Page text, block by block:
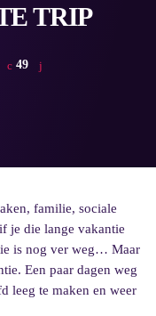
TRIP
49
familie, sociale
je die lange vakantie
is nog ver weg… Maar
Een paar dagen weg
leeg te maken en weer